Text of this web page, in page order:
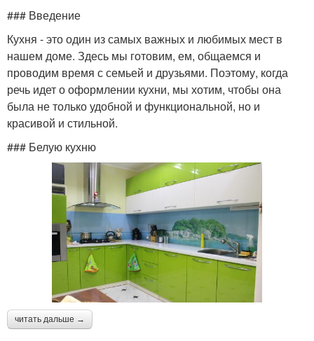
### Введение
Кухня - это один из самых важных и любимых мест в
нашем доме. Здесь мы готовим, ем, общаемся и
проводим время с семьей и друзьями. Поэтому, когда
речь идет о оформлении кухни, мы хотим, чтобы она
была не только удобной и функциональной, но и
красивой и стильной.
### Белую кухню
читать дальше →